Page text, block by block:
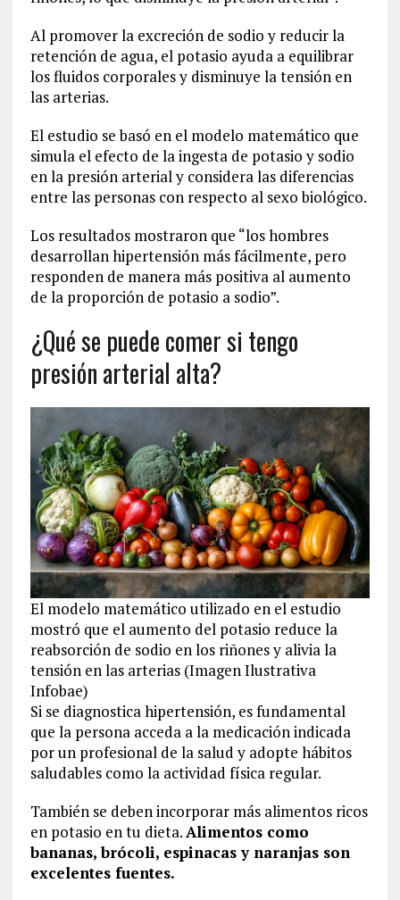
Al promover la excreción de sodio y reducir la
retención de agua, el potasio ayuda a equilibrar
los fluidos corporales y disminuye la tensión en
las arterias.
El estudio se basó en el modelo matemático que
simula el efecto de la ingesta de potasio y sodio
en la presión arterial y considera las diferencias
entre las personas con respecto al sexo biológico.
Los resultados mostraron que “los hombres
desarrollan hipertensión más fácilmente, pero
responden de manera más positiva al aumento
de la proporción de potasio a sodio”.
¿Qué se puede comer si tengo
presión arterial alta?
El modelo matemático utilizado en el estudio
mostró que el aumento del potasio reduce la
reabsorción de sodio en los riñones y alivia la
tensión en las arterias (Imagen Ilustrativa
Infobae)
Si se diagnostica hipertensión, es fundamental
que la persona acceda a la medicación indicada
por un profesional de la salud y adopte hábitos
saludables como la actividad física regular.
También se deben incorporar más alimentos ricos
en potasio en tu dieta.Alimentos como
bananas, brócoli, espinacas y naranjas son
excelentes fuentes.